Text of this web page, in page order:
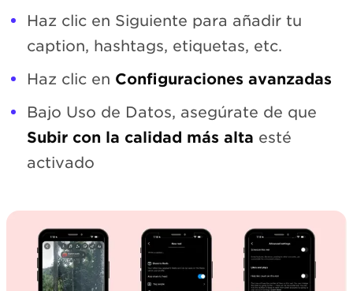
Haz clic en Siguiente para añadir tu
caption, hashtags, etiquetas, etc.
Haz clic en Configuraciones avanzadas
Bajo Uso de Datos, asegúrate de que
Subir con la calidad más alta esté
activado